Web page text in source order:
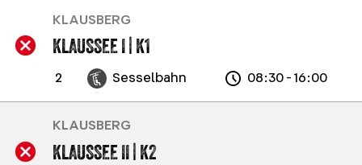
KLAUSSEE I | K1
2 Sesselbahn 08:30 - 16:00
KLAUSBERG
KLAUSSEE II | K2
KLAUSBERG